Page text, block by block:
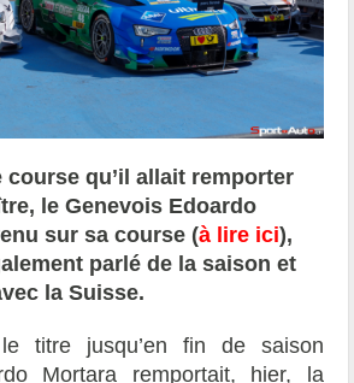
course qu’il allait remporter
le Genevois Edoardo
sur sa course (à lire ici),
parlé de la saison et
la Suisse.
titre jusqu’en fin de saison
Mortara remportait, hier, la